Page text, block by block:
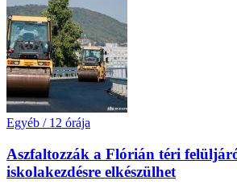
Egyéb / 12 órája
Aszfaltozzák a Flórián téri
iskolakezdésre elkészülhet